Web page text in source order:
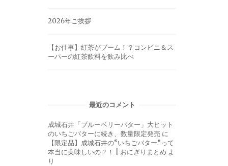
2026年ご挨拶
【お仕事】紅茶がブーム！？コンビニ＆ス
ーパーの紅茶飲料を飲み比べ
最近のコメント
成城石井「ブルーベリーバター」大ヒット
のいちごバターに続き、数量限定発売 に
【限定品】成城石井の“いちごバター”って
本当に美味しいの？！ | おにぎりまとめ よ
り